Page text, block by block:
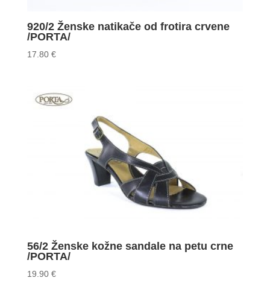
920/2 Ženske natikače od frotira crvene
/PORTA/
17.80 €
56/2 Ženske kožne sandale na petu crne
/PORTA/
19.90 €